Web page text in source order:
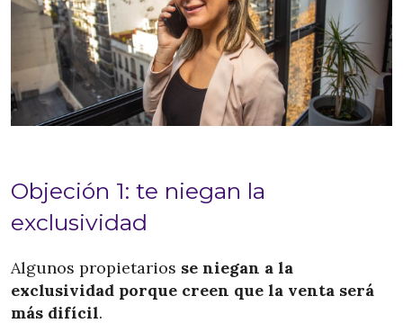
Objeción 1: te niegan la
exclusividad
Algunos propietarios se niegan a la
exclusividad porque creen que la venta será
más difícil.